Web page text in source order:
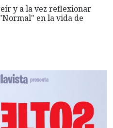
y a la vez reflexionar
en la vida de